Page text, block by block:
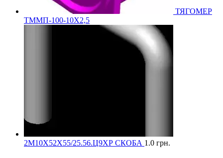
ТЯГОМЕР
ТММП-100-10Х2,5
2М10Х52Х55/25.56.Ц9ХР СКОБА 1.0 грн.